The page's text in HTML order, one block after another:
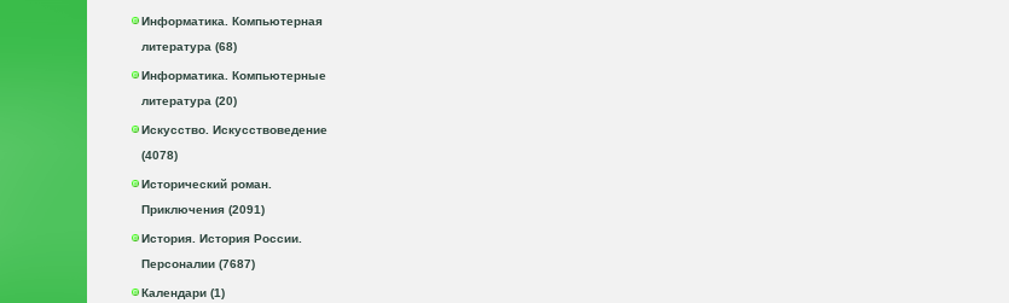
Информатика. Компьютерная
литература (68)
Информатика. Компьютерные
литература (20)
Искусство. Искусствоведение
(4078)
Исторический роман.
Приключения (2091)
История. История России.
Персоналии (7687)
Календари (1)